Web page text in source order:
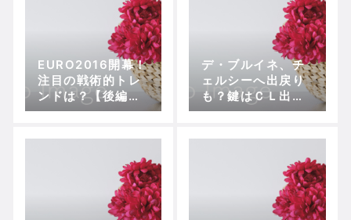
EURO2016開幕！
注目の戦術的トレ
ンドは？【後編】
スペイン流パスサ
プレス？新戦術？
デ・ブルイネ、チ
ェルシーへ出戻り
も？鍵はＣＬ出場
権